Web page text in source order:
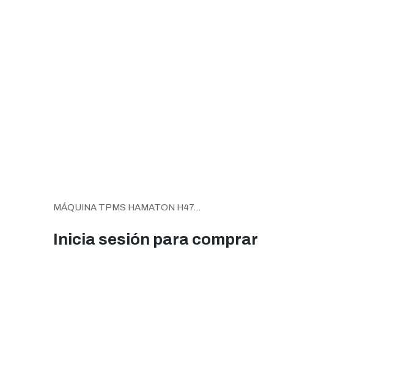
MÁQUINA TPMS HAMATON H47...
Inicia sesión para comprar